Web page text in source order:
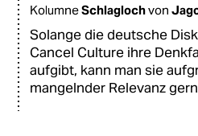
KolumneSchlaglochvon
Solange die deutsche
Cancel Culture ihre
aufgibt, kann man sie
mangelnder Relevanz